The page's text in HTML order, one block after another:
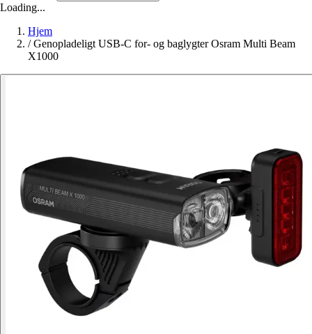
Loading...
Hjem
/ Genopladeligt USB-C for- og baglygter Osram Multi Beam
X1000